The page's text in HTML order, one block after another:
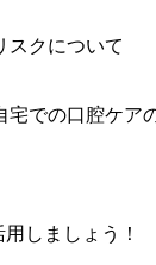
スクについて
での口腔ケア
しましょう！